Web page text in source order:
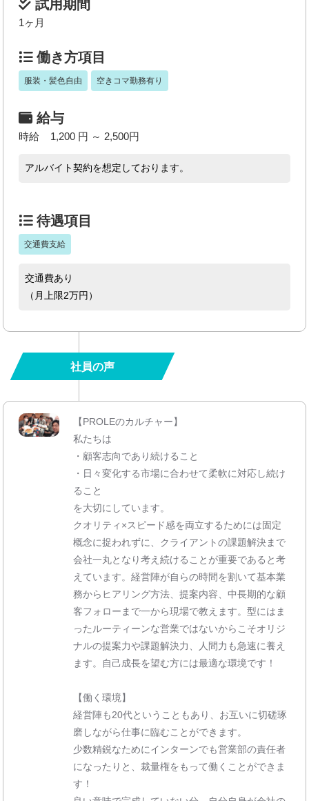
試用期間
1ヶ月
働き方項目
服装・髪色自由 空きコマ勤務有り
給与
時給 1,200 円 ～ 2,500円
アルバイト契約を想定しております。
待遇項目
交通費支給
交通費あり
（月上限2万円）
社員の声
【PROLEのカルチャー】
私たちは
・顧客志向であり続けること
・日々変化する市場に合わせて柔軟に対応し続け
ること
を大切にしています。
クオリティ×スピード感を両立するためには固定
概念に捉われずに、クライアントの課題解決まで
会社一丸となり考え続けることが重要であると考
えています。経営陣が自らの時間を割いて基本業
務からヒアリング方法、提案内容、中長期的な顧
客フォローまで一から現場で教えます。型にはま
ったルーティーンな営業ではないからこそオリジ
ナルの提案力や課題解決力、人間力も急速に養え
ます。自己成長を望む方には最適な環境です！
【働く環境】
経営陣も20代ということもあり、お互いに切磋琢
磨しながら仕事に臨むことができます。
少数精鋭なためにインターンでも営業部の責任者
になったりと、裁量権をもって働くことができま
す！